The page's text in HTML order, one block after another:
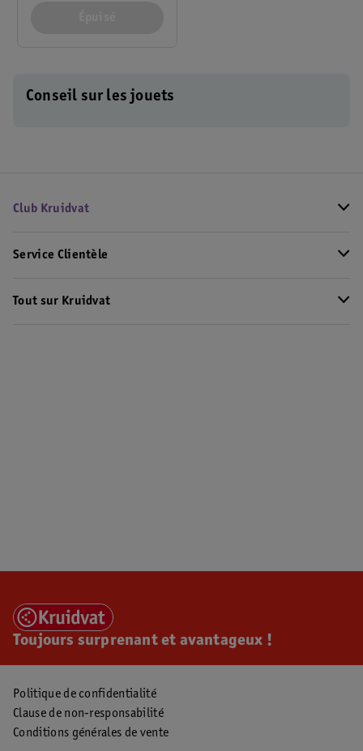
Conseil sur les jouets
Club Kruidvat
Service Clientèle
Tout sur Kruidvat
Toujours surprenant et avantageux !
Politique de confidentialité
Clause de non-responsabilité
Conditions générales de vente